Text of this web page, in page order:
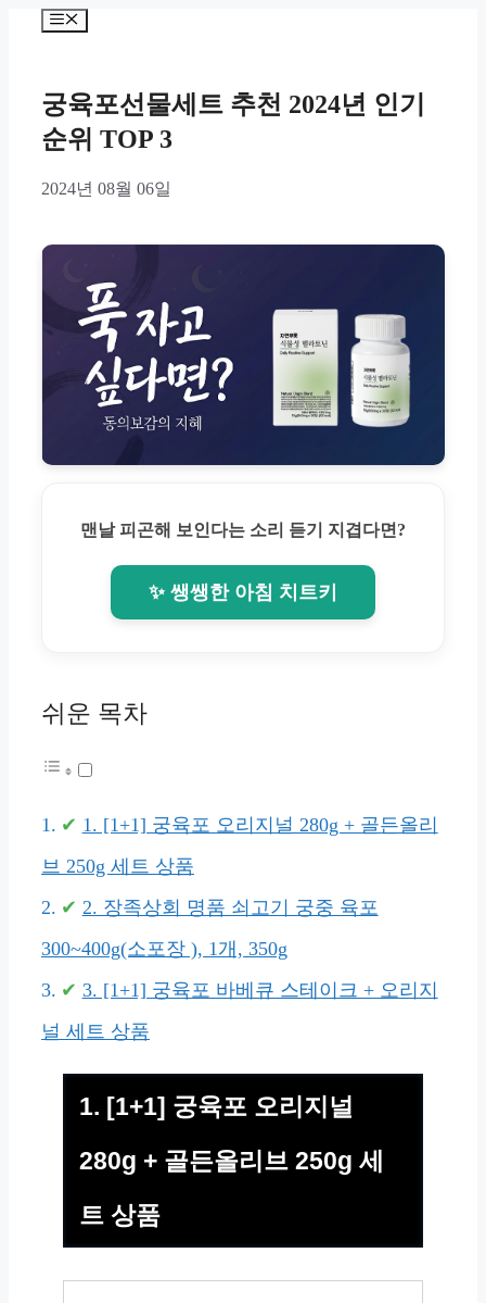
Menu
궁육포선물세트 추천 2024년 인기
순위 TOP 3
2024년 08월 06일
맨날 피곤해 보인다는 소리 듣기 지겹다면?
✨ 쌩쌩한 아침 치트키
쉬운 목차
1. [1+1] 궁육포 오리지널 280g + 골든올리
브 250g 세트 상품
2. 장족상회 명품 쇠고기 궁중 육포
300~400g(소포장 ), 1개, 350g
3. [1+1] 궁육포 바베큐 스테이크 + 오리지
널 세트 상품
1. [1+1] 궁육포 오리지널
280g + 골든올리브 250g 세
트 상품